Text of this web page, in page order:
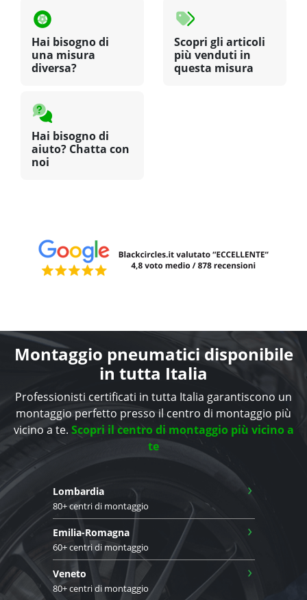
Hai bisogno di
una misura
diversa?
Scopri gli articoli
più venduti in
questa misura
Hai bisogno di
aiuto? Chatta con
noi
Montaggio pneumatici disponibile
in tutta Italia
Professionisti certificati in tutta Italia garantiscono un
montaggio perfetto presso il centro di montaggio più
vicino a te. Scopri il centro di montaggio più vicino a
te
Lombardia
80+ centri di montaggio
›
Emilia-Romagna
60+ centri di montaggio
›
Veneto
80+ centri di montaggio
›